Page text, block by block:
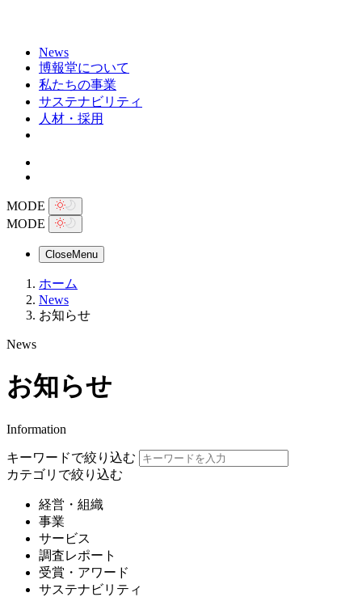
News
博報堂について
私たちの事業
サステナビリティ
人材・採用
MODE
MODE
CloseMenu
ホーム
News
お知らせ
News
お知らせ
Information
キーワードで絞り込む
カテゴリで絞り込む
経営・組織
事業
サービス
調査レポート
受賞・アワード
サステナビリティ